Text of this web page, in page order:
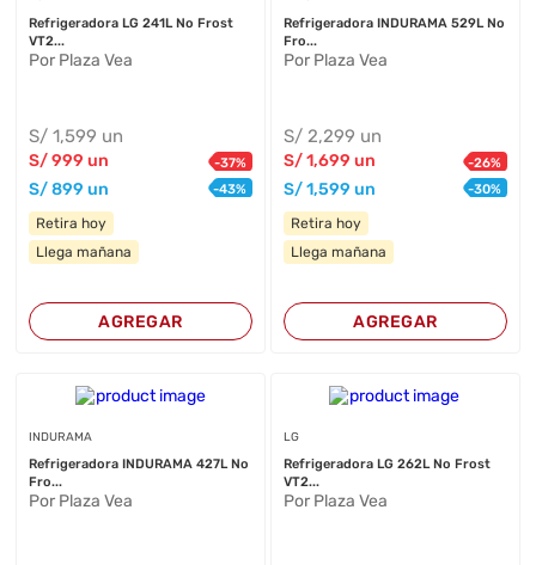
Refrigeradora LG 241L No Frost
VT2...
Por Plaza Vea
S/1,599 un
S/999 un -37%
S/899 un -43%
Retira hoy
Llega mañana
AGREGAR
Refrigeradora INDURAMA 529L No
Fro...
Por Plaza Vea
S/ 2,299 un
S/1,699 un -26%
S/1,599 un -30%
Retira hoy
Llega mañana
AGREGAR
INDURAMA
Refrigeradora INDURAMA 427L No
Fro...
Por Plaza Vea
LG
Refrigeradora LG 262L No Frost
VT2...
Por Plaza Vea